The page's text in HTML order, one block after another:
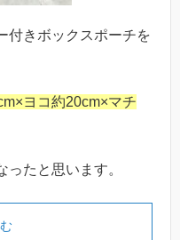
付きボックスポーチを
ヨコ約20cm×マチ
たと思います。